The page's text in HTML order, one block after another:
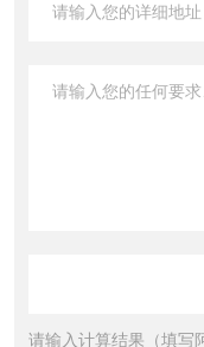
请输入计算结果（填写